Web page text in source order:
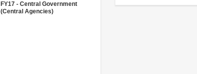
FY17 - Central Government
(Central Agencies)